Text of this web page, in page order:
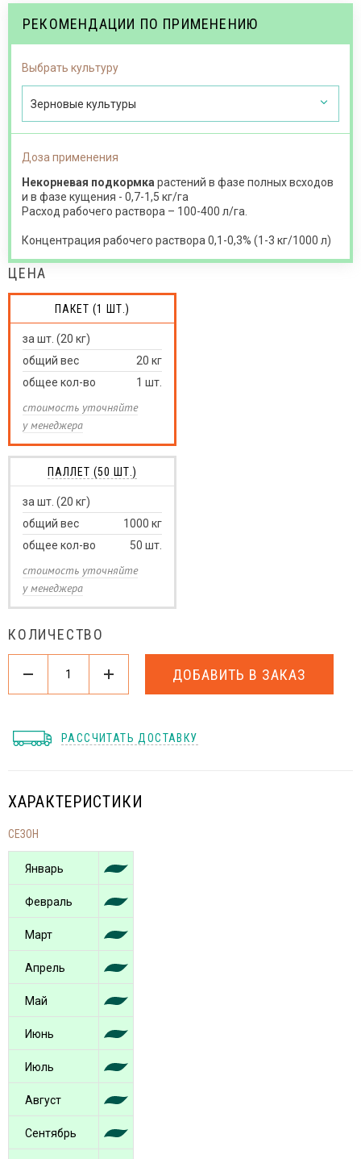
РЕКОМЕНДАЦИИ ПО ПРИМЕНЕНИЮ
Выбрать культуру
Зерновые культуры
Доза применения
Некорневая подкормка растений в фазе полных всходов
и в фазе кущения - 0,7-1,5 кг/га
Расход рабочего раствора – 100-400 л/га.
Концентрация рабочего раствора 0,1-0,3% (1-3 кг/1000 л)
ЦЕНА
ПАКЕТ (1 ШТ.)
за шт. (20 кг)
общий вес
20 кг
общее кол-во
1 шт.
стоимость уточняйте
у менеджера
ПАЛЛЕТ (50 ШТ.)
за шт. (20 кг)
общий вес
1000 кг
общее кол-во
50 шт.
стоимость уточняйте
у менеджера
КОЛИЧЕСТВО
ДОБАВИТЬ В ЗАКАЗ
РАССЧИТАТЬ ДОСТАВКУ
ХАРАКТЕРИСТИКИ
СЕЗОН
Январь
Февраль
Март
Апрель
Май
Июнь
Июль
Август
Сентябрь